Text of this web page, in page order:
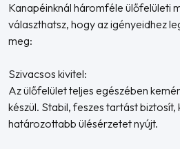
Kanapéinknál háromféle ülőfelületi
választhatsz, hogy az igényeidhez
meg:
Szivacsos kivitel:
Az ülőfelület teljes egészében
készül. Stabil, feszes tartást
határozottabb ülésérzetet nyújt.